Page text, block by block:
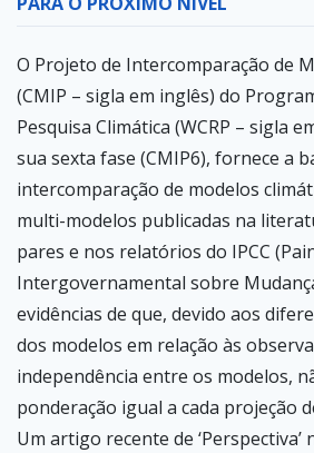
O Projeto de Intercomparação de
(CMIP – sigla em inglês) do
Pesquisa Climática (WCRP – sigla
sua sexta fase (CMIP6), fornece a
intercomparação de modelos
multi-modelos publicadas na
pares e nos relatórios do IPCC
Intergovernamental sobre
evidências de que, devido aos
dos modelos em relação às
independência entre os modelos,
ponderação igual a cada projeção
Um artigo recente de ‘Perspectiva’